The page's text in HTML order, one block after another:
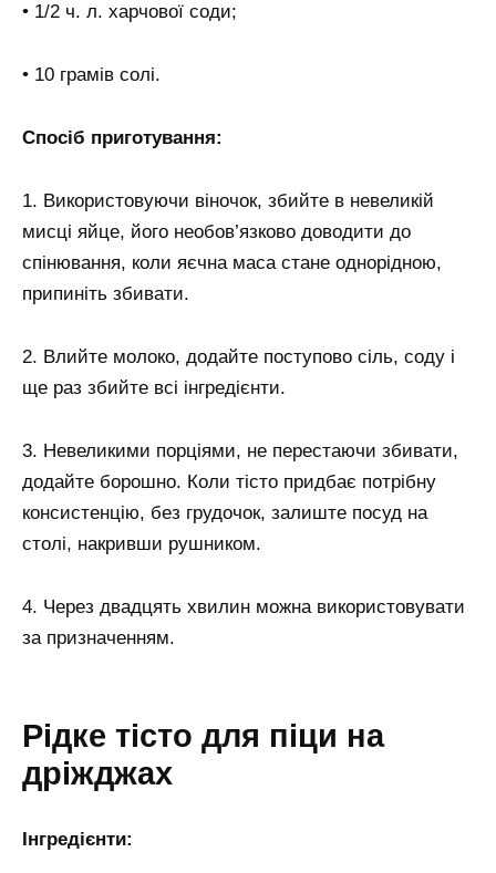
• 1/2 ч. л. харчової соди;
• 10 грамів солі.
Спосіб приготування:
1. Використовуючи віночок, збийте в невеликій
мисці яйце, його необов’язково доводити до
спінювання, коли яєчна маса стане однорідною,
припиніть збивати.
2. Влийте молоко, додайте поступово сіль, соду і
ще раз збийте всі інгредієнти.
3. Невеликими порціями, не перестаючи збивати,
додайте борошно. Коли тісто придбає потрібну
консистенцію, без грудочок, залиште посуд на
столі, накривши рушником.
4. Через двадцять хвилин можна використовувати
за призначенням.
Рідке тісто для піци на
дріжджах
Інгредієнти: